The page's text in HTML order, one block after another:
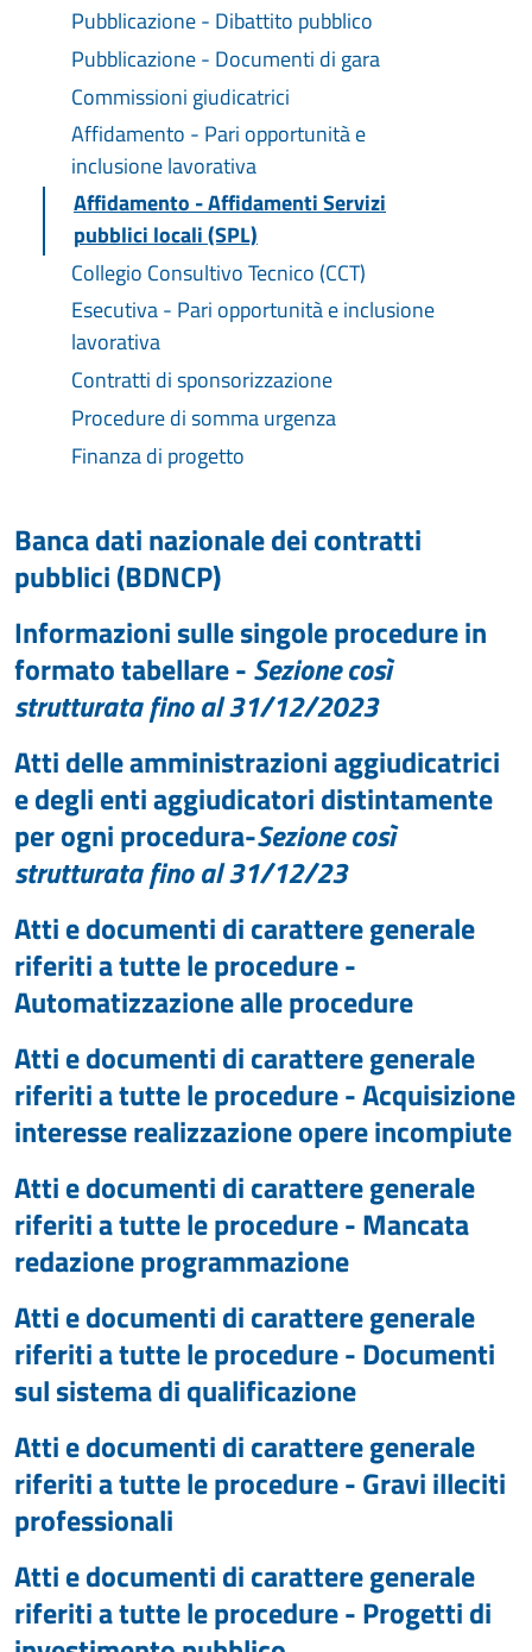
Pubblicazione - Dibattito pubblico
Pubblicazione - Documenti di gara
Commissioni giudicatrici
Affidamento - Pari opportunità e
inclusione lavorativa
Affidamento - Affidamenti Servizi
pubblici locali (SPL)
Collegio Consultivo Tecnico (CCT)
Esecutiva - Pari opportunità e inclusione
lavorativa
Contratti di sponsorizzazione
Procedure di somma urgenza
Finanza di progetto
Banca dati nazionale dei contratti
pubblici (BDNCP)
Informazioni sulle singole procedure in
formato tabellare -Sezione così
strutturata fino al 31/12/2023
Atti delle amministrazioni aggiudicatrici
e degli enti aggiudicatori distintamente
per ogni procedura-Sezione così
strutturata fino al 31/12/23
Atti e documenti di carattere generale
riferiti a tutte le procedure -
Automatizzazione alle procedure
Atti e documenti di carattere generale
riferiti a tutte le procedure - Acquisizione
interesse realizzazione opere incompiute
Atti e documenti di carattere generale
riferiti a tutte le procedure - Mancata
redazione programmazione
Atti e documenti di carattere generale
riferiti a tutte le procedure - Documenti
sul sistema di qualificazione
Atti e documenti di carattere generale
riferiti a tutte le procedure - Gravi illeciti
professionali
Atti e documenti di carattere generale
riferiti a tutte le procedure - Progetti di